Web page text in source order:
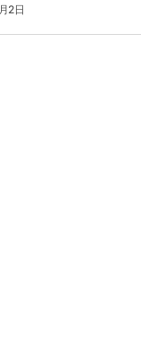
2日